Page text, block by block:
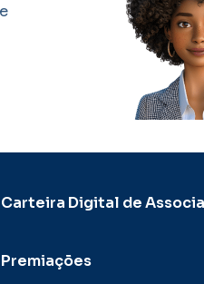
Carteira Digital de
Premiações